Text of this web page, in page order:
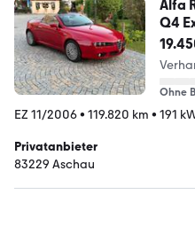
Alfa
Q4
Ohne
EZ 11/2006• 119.820 km • 191
Privatanbieter
83229 Aschau